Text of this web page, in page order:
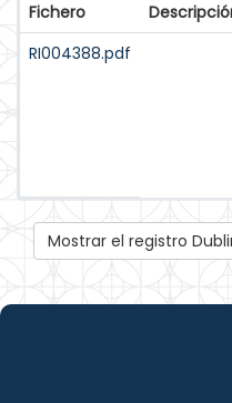
Fichero
RI004388.pdf
Mostrar el registro